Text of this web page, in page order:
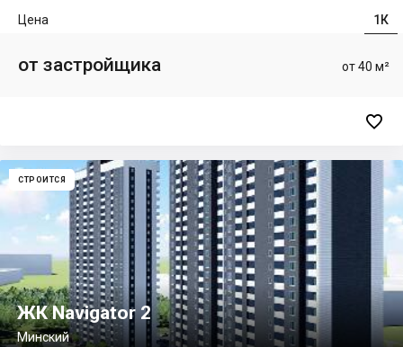
1К
Цена
от 40 м²
от застройщика

СТРОИТСЯ
ЖК Navigator 2
Минский